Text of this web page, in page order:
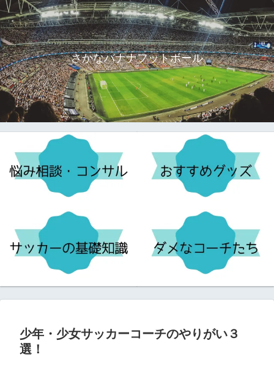
さかなバナナフットボール
少年・少女サッカーコーチのやりがい３
選！